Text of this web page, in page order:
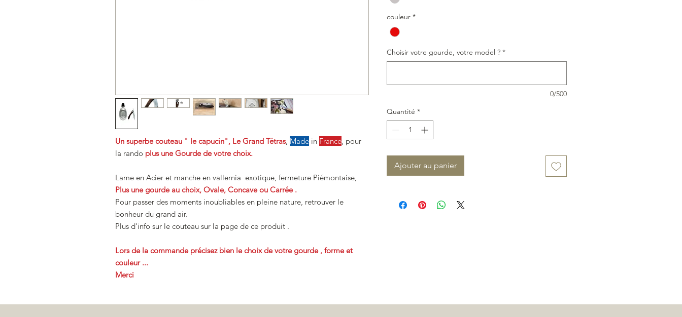
Un superbe couteau " le capucin", Le Grand Tétras, Made in France, pour
la rando plus une Gourde de votre choix.
Lame en Acier et manche en vallernia exotique, fermeture Piémontaise,
Plus une gourde au choix, Ovale, Concave ou Carrée .
Pour passer des moments inoubliables en pleine nature, retrouver le
bonheur du grand air.
Plus d'info sur le couteau sur la page de ce produit .
Lors de la commande précisez bien le choix de votre gourde , forme et
couleur ...
Merci
couleur *
Choisir votre gourde, votre model ? *
0/500
Quantité *
Ajouter au panier